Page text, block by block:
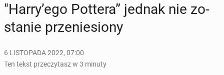
"Harry’ego Pottera” jednak nie zo­
sta­nie prze­nie­sio­ny
6 LISTOPADA 2022, 07:00
Ten tekst przeczytasz w 3 minuty